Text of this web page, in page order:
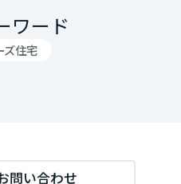
ワード
ズ住宅
問い合わせ